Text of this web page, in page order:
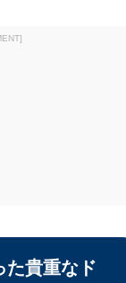
た貴重なド